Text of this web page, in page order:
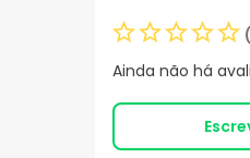
Ainda não há